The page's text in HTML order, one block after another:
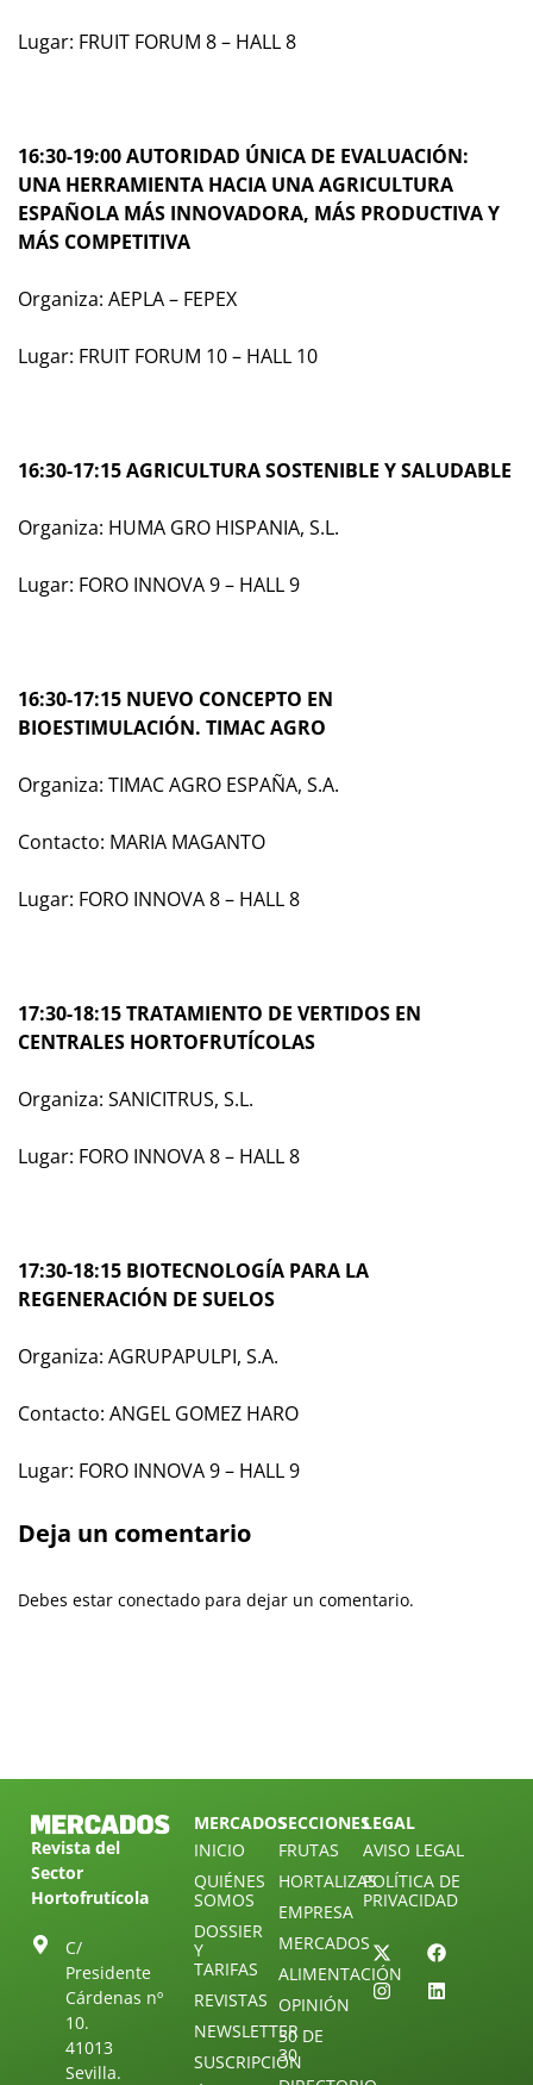
Lugar: FRUIT FORUM 8 – HALL 8
16:30-19:00 AUTORIDAD ÚNICA DE EVALUACIÓN:
UNA HERRAMIENTA HACIA UNA AGRICULTURA
ESPAÑOLA MÁS INNOVADORA, MÁS PRODUCTIVA Y
MÁS COMPETITIVA
Organiza: AEPLA – FEPEX
Lugar: FRUIT FORUM 10 – HALL 10
16:30-17:15 AGRICULTURA SOSTENIBLE Y SALUDABLE
Organiza: HUMA GRO HISPANIA, S.L.
Lugar: FORO INNOVA 9 – HALL 9
16:30-17:15 NUEVO CONCEPTO EN
BIOESTIMULACIÓN. TIMAC AGRO
Organiza: TIMAC AGRO ESPAÑA, S.A.
Contacto: MARIA MAGANTO
Lugar: FORO INNOVA 8 – HALL 8
17:30-18:15 TRATAMIENTO DE VERTIDOS EN
CENTRALES HORTOFRUTÍCOLAS
Organiza: SANICITRUS, S.L.
Lugar: FORO INNOVA 8 – HALL 8
17:30-18:15 BIOTECNOLOGÍA PARA LA
REGENERACIÓN DE SUELOS
Organiza: AGRUPAPULPI, S.A.
Contacto: ANGEL GOMEZ HARO
Lugar: FORO INNOVA 9 – HALL 9
Deja un comentario
Debes estar conectado para dejar un comentario.
Revista del
Sector
Hortofrutícola
C/
Presidente
Cárdenas nº
10.
41013
Sevilla.
MERCADOS
INICIO
QUIÉNES
SOMOS
DOSSIER
Y
TARIFAS
REVISTAS
NEWSLETTER
SUSCRIPCIÓN
SECCIONES
FRUTAS
HORTALIZAS
EMPRESA
MERCADOS
ALIMENTACIÓN
OPINIÓN
30 DE
30
LEGAL
AVISO LEGAL
POLÍTICA DE
PRIVACIDAD